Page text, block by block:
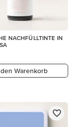
NACHFÜLLTINTE IN
Warenkorb